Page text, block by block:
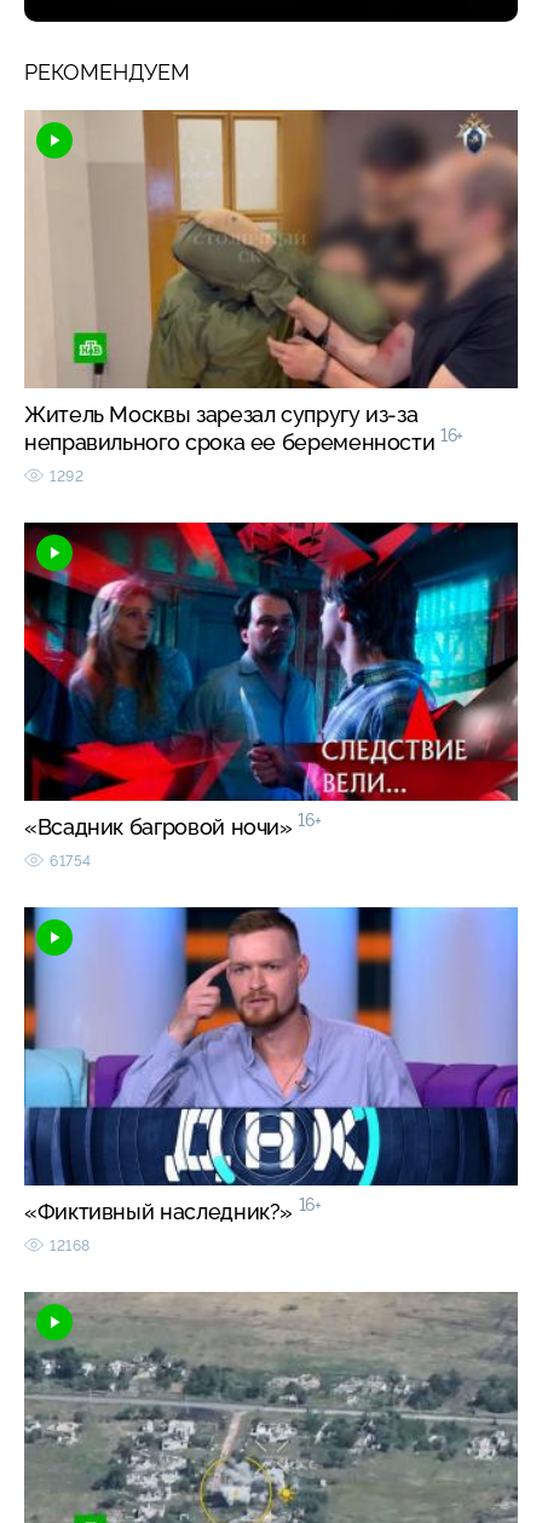
РЕКОМЕНДУЕМ
Житель Москвы зарезал супругу из-за
неправильного срока ее беременности 16+
1292
«Всадник багровой ночи» 16+
61754
«Фиктивный наследник?» 16+
12168